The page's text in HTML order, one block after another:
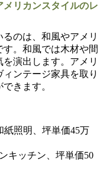
リカンスタイルのレ
のは、和風やアメリ
。和風では木材や間
演出します。アメリ
ンテージ家具を取り
きます。
紙照明、坪単価45万
キッチン、坪単価50